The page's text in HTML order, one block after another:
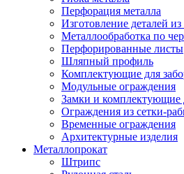
Перфорация металла
Изготовление деталей из
Металлообработка по
Перфорированные листы
Шляпный профиль
Комплектующие для
Модульные ограждения
Замки и комплектующие
Ограждения из сетки-
Временные ограждения
Архитектурные изделия
Металлопрокат
Штрипс